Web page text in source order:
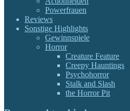
Powerfrauen
Reviews
Sonstige Highlights
Gewinnspiele
Horror
Creature Feature
Creepy Hauntings
Psychohorror
Stalk and Slash
the Horror Pit